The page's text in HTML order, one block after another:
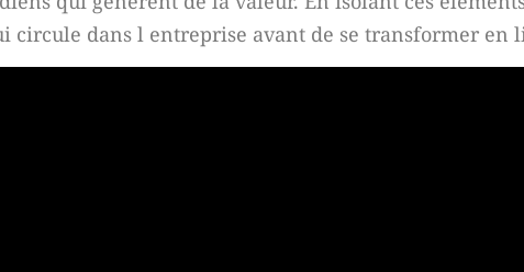
circule dans l entreprise avant de se transformer en